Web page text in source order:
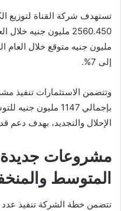
تستهدف شركة القناة لتوزيع
إلى 7%.
وتتضمن الاستثمارات تنفيذ
الإحلال والتجديد، بهدف دعم
مشروعات
المتوسط
تتضمن خطة الشركة تنفيذ